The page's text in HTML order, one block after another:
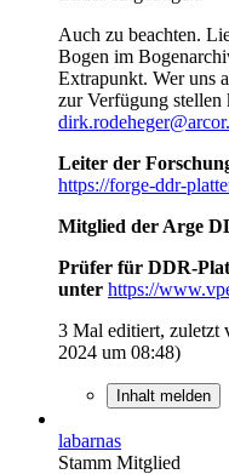
Auch zu beachten.
Bogen im
Extrapunkt. Wer uns
zur Verfügung stellen
Leiter der
https://forge-ddr-
Mitglied der Arge
Prüfer für DDR-
unter https://
3 Mal editiert, zuletzt
2024 um 08:48)
Inhalt melden
labarnas
Stamm Mitglied